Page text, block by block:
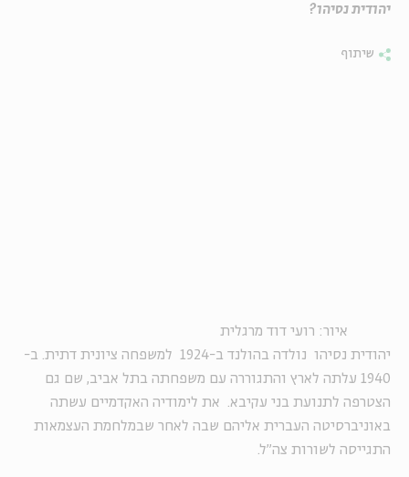
יהודית נסיהו?
שיתוף
איור: רועי דוד מרגלית
יהודית נסיהו נולדה בהולנד ב-1924 למשפחה ציונית דתית. ב-
1940 עלתה לארץ והתגוררה עם משפחתה בתל אביב, שם גם
הצטרפה לתנועת בני עקיבא. את לימודיה האקדמיים עשתה
באוניברסיטה העברית אליהם שבה לאחר שבמלחמת העצמאות
התגייסה לשורות צה"ל.